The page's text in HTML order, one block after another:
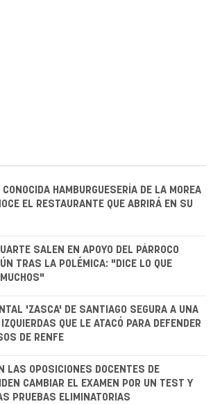
HAMBURGUESERÍA DE LA MOREA
EL RESTAURANTE QUE ABRIRÁ EN SU
SALEN EN APOYO DEL PÁRROCO
TRAS LA POLÉMICA: "DICE LO QUE
'ZASCA' DE SANTIAGO SEGURA A UNA
QUE LE ATACÓ PARA DEFENDER
DE RENFE
LAS OPOSICIONES DOCENTES DE
CAMBIAR EL EXAMEN POR UN TEST Y
PRUEBAS ELIMINATORIAS